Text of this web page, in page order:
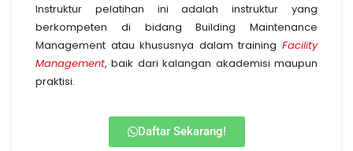
Instruktur pelatihan ini adalah instruktur yang
berkompeten di bidang Building Maintenance
Management atau khususnya dalam training Facility
Management, baik dari kalangan akademisi maupun
praktisi.
Daftar Sekarang!